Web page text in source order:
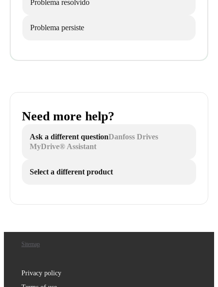
Problema resolvido
Problema persiste
Need more help?
Ask a different questionDanfoss Drives
MyDrive® Assistant
Select a different product
Sitemap
Privacy policy